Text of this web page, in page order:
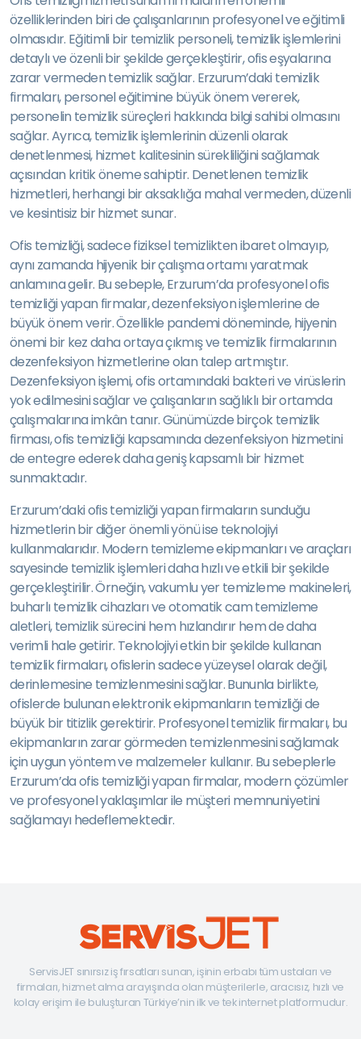
özelliklerinden biri de çalışanlarının profesyonel ve eğitimli
olmasıdır. Eğitimli bir temizlik personeli, temizlik işlemlerini
detaylı ve özenli bir şekilde gerçekleştirir, ofis eşyalarına
zarar vermeden temizlik sağlar. Erzurum’daki temizlik
firmaları, personel eğitimine büyük önem vererek,
personelin temizlik süreçleri hakkında bilgi sahibi olmasını
sağlar. Ayrıca, temizlik işlemlerinin düzenli olarak
denetlenmesi, hizmet kalitesinin sürekliliğini sağlamak
açısından kritik öneme sahiptir. Denetlenen temizlik
hizmetleri, herhangi bir aksaklığa mahal vermeden, düzenli
ve kesintisiz bir hizmet sunar.
Ofis temizliği, sadece fiziksel temizlikten ibaret olmayıp,
aynı zamanda hijyenik bir çalışma ortamı yaratmak
anlamına gelir. Bu sebeple, Erzurum’da profesyonel ofis
temizliği yapan firmalar, dezenfeksiyon işlemlerine de
büyük önem verir. Özellikle pandemi döneminde, hijyenin
önemi bir kez daha ortaya çıkmış ve temizlik firmalarının
dezenfeksiyon hizmetlerine olan talep artmıştır.
Dezenfeksiyon işlemi, ofis ortamındaki bakteri ve virüslerin
yok edilmesini sağlar ve çalışanların sağlıklı bir ortamda
çalışmalarına imkân tanır. Günümüzde birçok temizlik
firması, ofis temizliği kapsamında dezenfeksiyon hizmetini
de entegre ederek daha geniş kapsamlı bir hizmet
sunmaktadır.
Erzurum’daki ofis temizliği yapan firmaların sunduğu
hizmetlerin bir diğer önemli yönü ise teknolojiyi
kullanmalarıdır. Modern temizleme ekipmanları ve araçları
sayesinde temizlik işlemleri daha hızlı ve etkili bir şekilde
gerçekleştirilir. Örneğin, vakumlu yer temizleme makineleri,
buharlı temizlik cihazları ve otomatik cam temizleme
aletleri, temizlik sürecini hem hızlandırır hem de daha
verimli hale getirir. Teknolojiyi etkin bir şekilde kullanan
temizlik firmaları, ofislerin sadece yüzeysel olarak değil,
derinlemesine temizlenmesini sağlar. Bununla birlikte,
ofislerde bulunan elektronik ekipmanların temizliği de
büyük bir titizlik gerektirir. Profesyonel temizlik firmaları, bu
ekipmanların zarar görmeden temizlenmesini sağlamak
için uygun yöntem ve malzemeler kullanır. Bu sebeplerle
Erzurum’da ofis temizliği yapan firmalar, modern çözümler
ve profesyonel yaklaşımlar ile müşteri memnuniyetini
sağlamayı hedeflemektedir.
ServisJET sınırsız iş fırsatları sunan, işinin erbabı tüm ustaları ve
firmaları, hizmet alma arayışında olan müşterilerle, aracısız, hızlı ve
kolay erişim ile buluşturan Türkiye’nin ilk ve tek internet platformudur.